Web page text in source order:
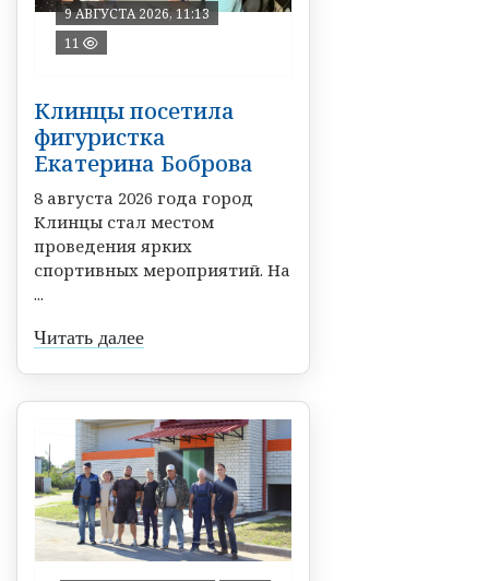
9 АВГУСТА 2026, 11:13
11
Клинцы посетила
фигуристка
Екатерина Боброва
8 августа 2026 года город
Клинцы стал местом
проведения ярких
спортивных мероприятий. На
...
Читать далее